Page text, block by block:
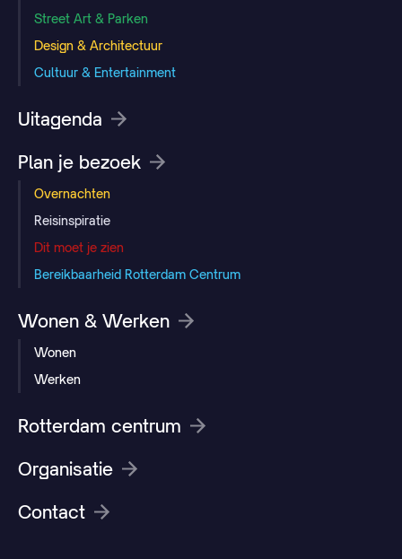
Street Art & Parken
Design & Architectuur
Cultuur & Entertainment
Uitagenda
Plan je bezoek
Overnachten
Reisinspiratie
Dit moet je zien
Bereikbaarheid Rotterdam Centrum
Wonen & Werken
Wonen
Werken
Rotterdam centrum
Organisatie
Contact